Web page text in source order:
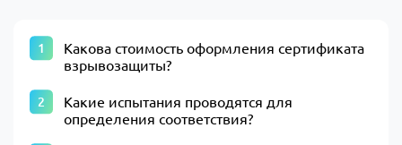
Какова стоимость оформления сертификата
взрывозащиты?
Какие испытания проводятся для
определения соответствия?